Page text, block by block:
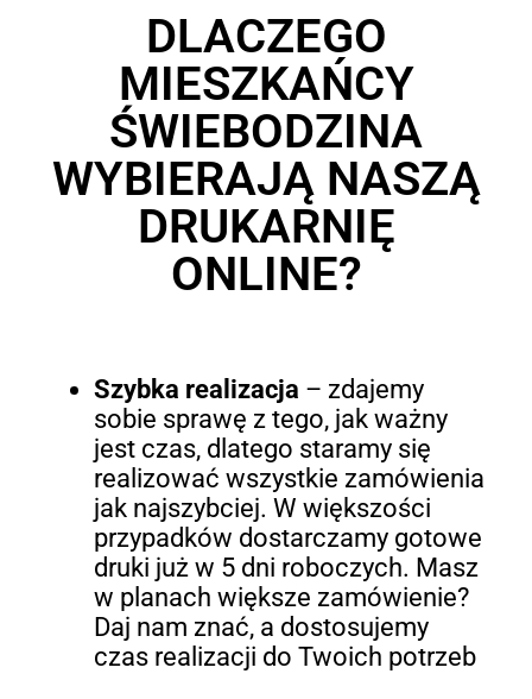
DLACZEGO
MIESZKAŃCY
ŚWIEBODZINA
WYBIERAJĄ NASZĄ
DRUKARNIĘ
ONLINE?
Szybka realizacja – zdajemy
sobie sprawę z tego, jak ważny
jest czas, dlatego staramy się
realizować wszystkie zamówienia
jak najszybciej. W większości
przypadków dostarczamy gotowe
druki już w 5 dni roboczych. Masz
w planach większe zamówienie?
Daj nam znać, a dostosujemy
czas realizacji do Twoich potrzeb